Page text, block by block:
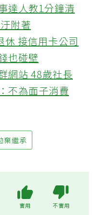
達人教1分鐘清
附著
接信用卡公司
也碰壁
網站 48歲社長
不為面子消費
棄繼承
實用 不實用